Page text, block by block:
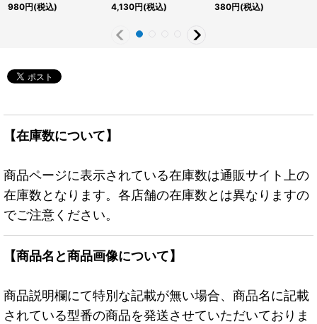
スター》
980円(税込)
JP062}《魔法》
4,130円(税込) 380円(税込)
【在庫数について】
商品ページに表示されている在庫数は通販サイト上の
在庫数となります。各店舗の在庫数とは異なりますの
でご注意ください。
【商品名と商品画像について】
商品説明欄にて特別な記載が無い場合、商品名に記載
されている型番の商品を発送させていただいておりま